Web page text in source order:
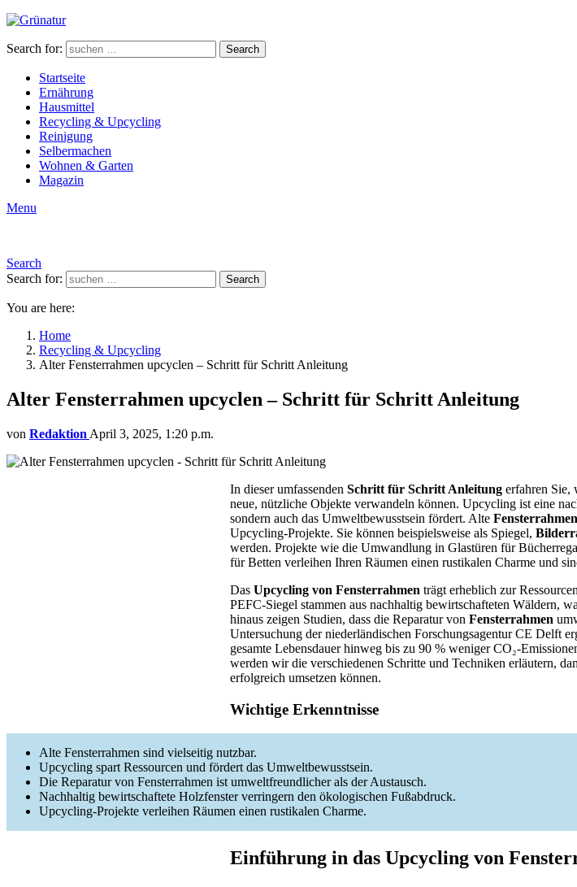
Search for: Search
Startseite
Ernährung
Hausmittel
Recycling & Upcycling
Reinigung
Selbermachen
Wohnen & Garten
Magazin
Menu
Search
Search for:
Search
You are here:
Home
Recycling & Upcycling
Alter Fensterrahmen upcyclen – Schritt für Schritt Anleitung
Alter Fensterrahmen upcyclen – Schritt für Schritt Anleitung
von Redaktion April 3, 2025, 1:20 p.m.
In dieser umfassenden Schritt für Schritt Anleitung erfahren Sie,
neue, nützliche Objekte verwandeln können. Upcycling ist eine
sondern auch das Umweltbewusstsein fördert. Alte Fensterrahmen
Upcycling-Projekte. Sie können beispielsweise als Spiegel,
werden. Projekte wie die Umwandlung in Glastüren für
für Betten verleihen Ihren Räumen einen rustikalen Charme und
Das Upcycling von Fensterrahmen trägt erheblich zur
PEFC-Siegel stammen aus nachhaltig bewirtschafteten Wäldern,
hinaus zeigen Studien, dass die Reparatur von Fensterrahmen
Untersuchung der niederländischen Forschungsagentur CE Delft
gesamte Lebensdauer hinweg bis zu 90 % weniger CO₂-
werden wir die verschiedenen Schritte und Techniken erläutern,
erfolgreich umsetzen können.
Wichtige Erkenntnisse
Alte Fensterrahmen sind vielseitig nutzbar.
Upcycling spart Ressourcen und fördert das Umweltbewusstsein.
Die Reparatur von Fensterrahmen ist umweltfreundlicher als der Austausch.
Nachhaltig bewirtschaftete Holzfenster verringern den ökologischen Fußabdruck.
Upcycling-Projekte verleihen Räumen einen rustikalen Charme.
Einführung in das Upcycling von